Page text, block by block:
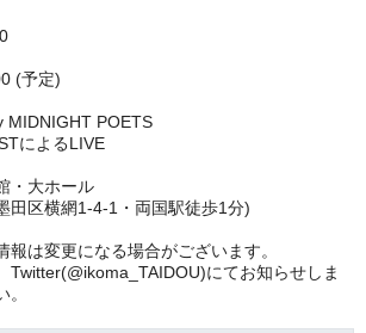
(予定)
MIDNIGHT POETS
によるLIVE
・大ホール
田区横網1-4-1・両国駅徒歩1分)
報は変更になる場合がございます。
Twitter(@ikoma_TAIDOU)にてお知らせしま